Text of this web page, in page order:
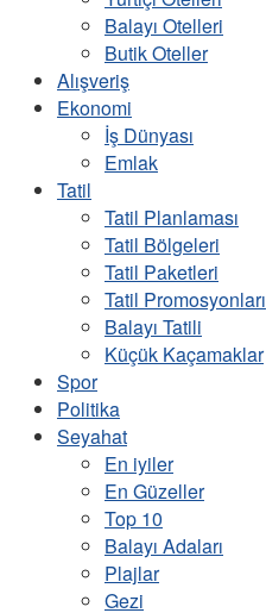
Balayı Otelleri
Butik Oteller
Alışveriş
Ekonomi
İş Dünyası
Emlak
Tatil
Tatil Planlaması
Tatil Bölgeleri
Tatil Paketleri
Tatil Promosyonları
Balayı Tatili
Küçük Kaçamaklar
Spor
Politika
Seyahat
En iyiler
En Güzeller
Top 10
Balayı Adaları
Plajlar
Gezi